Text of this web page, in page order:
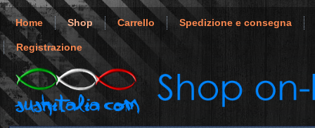
Home Shop Carrello Spedizione e consegna
Registrazione